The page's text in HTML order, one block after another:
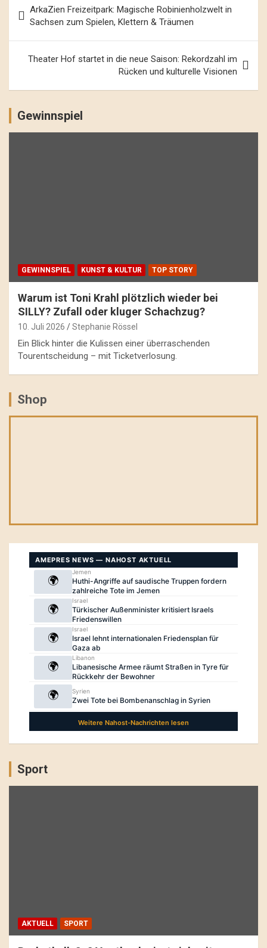
Navigation
ArkaZien Freizeitpark: Magische Robinienholzwelt in
Sachsen zum Spielen, Klettern & Träumen
Theater Hof startet in die neue Saison: Rekordzahl im
Rücken und kulturelle Visionen
Gewinnspiel
GEWINNSPIEL KUNST & KULTUR TOP STORY
Warum ist Toni Krahl plötzlich wieder bei
SILLY? Zufall oder kluger Schachzug?
10. Juli 2026 Stephanie Rössel
Ein Blick hinter die Kulissen einer überraschenden
Tourentscheidung – mit Ticketverlosung.
Shop
Sport
AKTUELL SPORT